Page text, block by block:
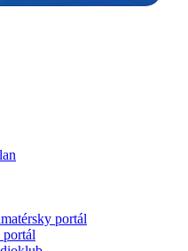
portál